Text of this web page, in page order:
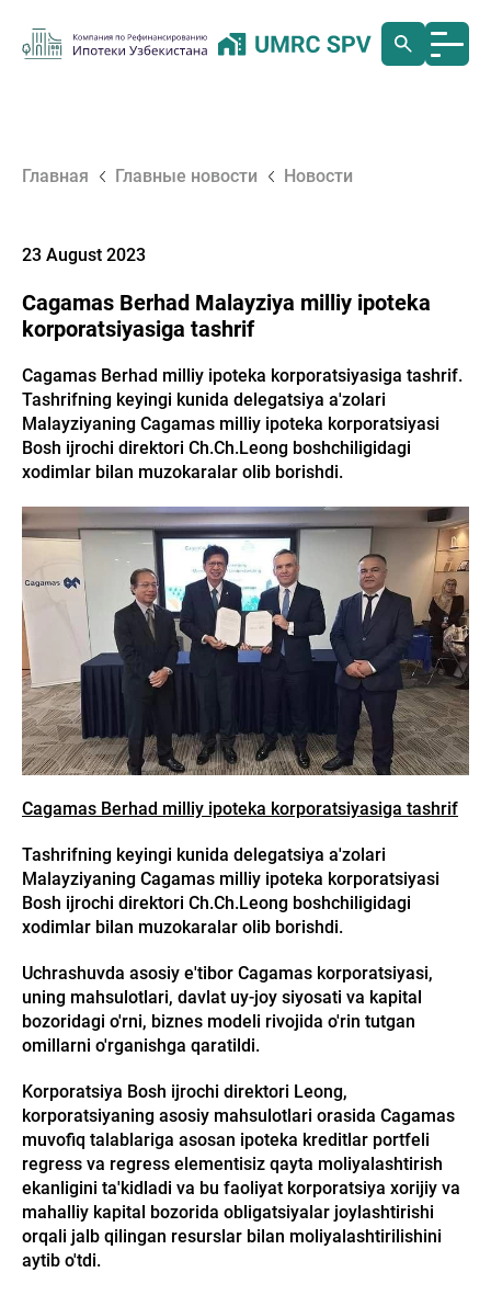
Главная Главные новости Новости
23 August 2023
Cagamas Berhad Malayziya milliy ipoteka
korporatsiyasiga tashrif
Cagamas Berhad milliy ipoteka korporatsiyasiga tashrif.
Tashrifning keyingi kunida delegatsiya a'zolari
Malayziyaning Cagamas milliy ipoteka korporatsiyasi
Bosh ijrochi direktori Ch.Ch.Leong boshchiligidagi
xodimlar bilan muzokaralar olib borishdi.
Cagamas Berhad milliy ipoteka korporatsiyasiga tashrif
Tashrifning keyingi kunida delegatsiya a'zolari
Malayziyaning Cagamas milliy ipoteka korporatsiyasi
Bosh ijrochi direktori Ch.Ch.Leong boshchiligidagi
xodimlar bilan muzokaralar olib borishdi.
Uchrashuvda asosiy e'tibor Cagamas korporatsiyasi,
uning mahsulotlari, davlat uy-joy siyosati va kapital
bozoridagi o'rni, biznes modeli rivojida o'rin tutgan
omillarni o'rganishga qaratildi.
Korporatsiya Bosh ijrochi direktori Leong,
korporatsiyaning asosiy mahsulotlari orasida Cagamas
muvofiq talablariga asosan ipoteka kreditlar portfeli
regress va regress elementisiz qayta moliyalashtirish
ekanligini ta'kidladi va bu faoliyat korporatsiya xorijiy va
mahalliy kapital bozorida obligatsiyalar joylashtirishi
orqali jalb qilingan resurslar bilan moliyalashtirilishini
aytib o'tdi.